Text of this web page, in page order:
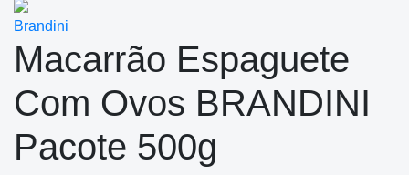
Brandini
Macarrão Espaguete
Com Ovos BRANDINI
Pacote 500g